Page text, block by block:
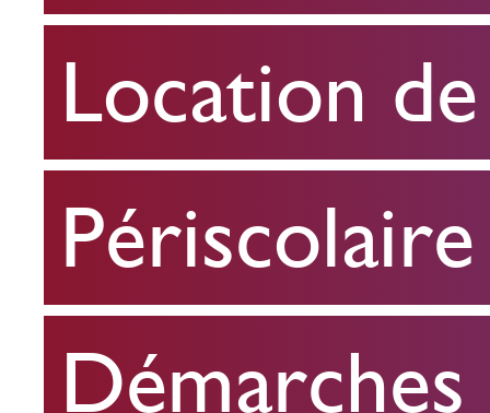
Location
de
salle
Périscolaire
Location
Périscolaire